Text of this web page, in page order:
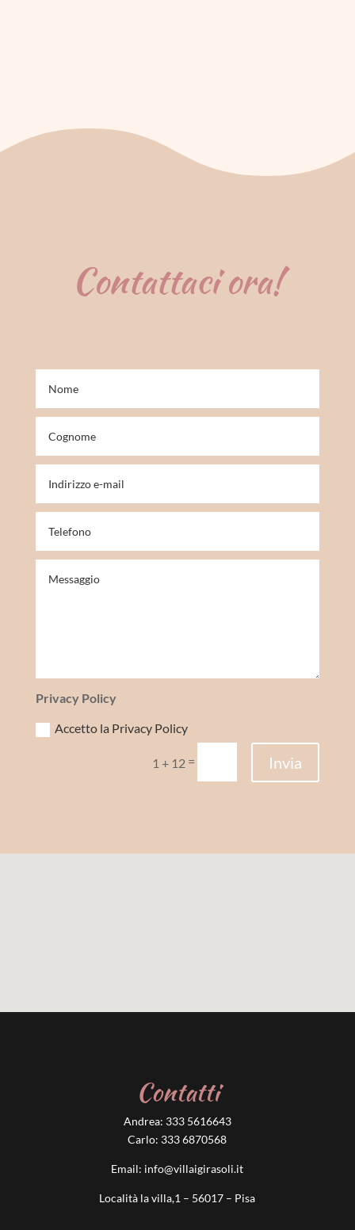
Contattaci ora!
Privacy Policy
Accetto la Privacy Policy
1 + 12 = Invia
Contatti
Andrea: 333 5616643
Carlo: 333 6870568
Email: info@villaigirasoli.it
Località la villa,1 – 56017 – Pisa